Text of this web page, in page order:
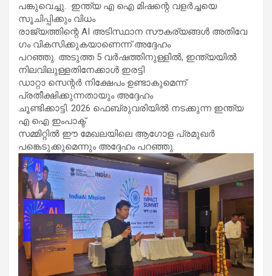
പങ്കുവെച്ചു. ഇന്ത്യ എ ഐ മിഷന്റെ വളർച്ചയെ
‌‌സൂചിപ്പിക്കും വിധം
രാജ്യത്തിന്റെ AI അടിസ്ഥാന സൗകര്യങ്ങൾ അതിവേ​
ഗം വികസിക്കുകയാണെന്ന് അദ്ദേഹം
പറഞ്ഞു. അടുത്ത 5 വർഷത്തിനുള്ളിൽ, ഇന്ത്യയിൽ
നിലവിലുള്ളതിനേക്കാൾ ഇരട്ടി
ഡാറ്റാ സെന്റർ നിക്ഷേപം ഉണ്ടാകുമെന്ന്
പ്രതീക്ഷിക്കുന്നതായും അദ്ദേഹം
ചൂണ്ടിക്കാട്ടി. 2026 ഫെബ്രുവരിയിൽ നടക്കുന്ന ഇന്ത്യ
എ ഐ ഇംപാക്ട്
സമ്മിറ്റിൽ ഈ മേഖലയിലെ ആ​ഗോള പ്രമുഖർ
പങ്കെടുക്കുമെന്നും അദ്ദേഹം പറഞ്ഞു.